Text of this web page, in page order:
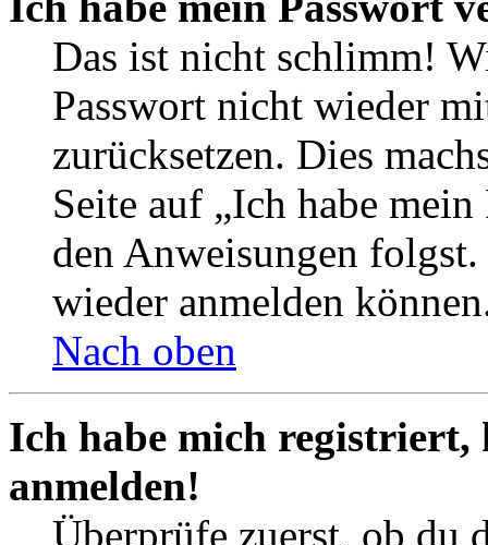
Das ist nicht schlimm!
Passwort nicht wieder
zurücksetzen. Dies
Seite auf „Ich habe
den Anweisungen
wieder anmelden
Nach oben
Ich habe mich
anmelden!
Überprüfe zuerst, ob du